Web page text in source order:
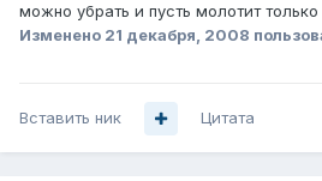
можно убрать и пусть молотит только
Изменено 21 декабря, 2008
Вставить ник Цитата